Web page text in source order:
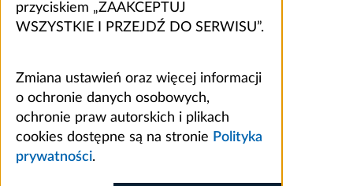
przyciskiem „ZAAKCEPTUJ
WSZYSTKIE I PRZEJDŹ DO SERWISU”.
Zmiana ustawień oraz więcej informacji
o ochronie danych osobowych,
ochronie praw autorskich i plikach
cookies dostępne są na stronie Polityka
prywatności.